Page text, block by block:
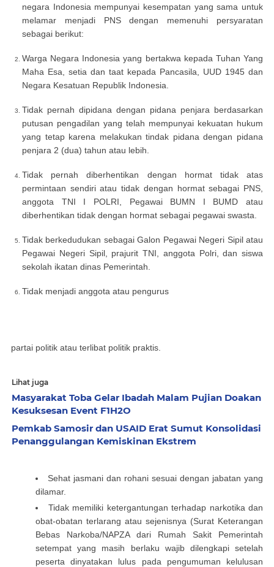
negara Indonesia mempunyai kesempatan yang sama untuk
melamar menjadi PNS dengan memenuhi persyaratan
sebagai berikut:
Warga Negara Indonesia yang bertakwa kepada Tuhan Yang
Maha Esa, setia dan taat kepada Pancasila, UUD 1945 dan
Negara Kesatuan Republik Indonesia.
Tidak pernah dipidana dengan pidana penjara berdasarkan
putusan pengadilan yang telah mempunyai kekuatan hukum
yang tetap karena melakukan tindak pidana dengan pidana
penjara 2 (dua) tahun atau lebih.
Tidak pernah diberhentikan dengan hormat tidak atas
permintaan sendiri atau tidak dengan hormat sebagai PNS,
anggota TNI I POLRI, Pegawai BUMN I BUMD atau
diberhentikan tidak dengan hormat sebagai pegawai swasta.
Tidak berkedudukan sebagai Galon Pegawai Negeri Sipil atau
Pegawai Negeri Sipil, prajurit TNI, anggota Polri, dan siswa
sekolah ikatan dinas Pemerintah.
Tidak menjadi anggota atau pengurus
partai politik atau terlibat politik praktis.
Lihat juga
Masyarakat Toba Gelar Ibadah Malam Pujian Doakan
Kesuksesan Event F1H2O
Pemkab Samosir dan USAID Erat Sumut Konsolidasi
Penanggulangan Kemiskinan Ekstrem
Sehat jasmani dan rohani sesuai dengan jabatan yang
dilamar.
Tidak memiliki ketergantungan terhadap narkotika dan
obat-obatan terlarang atau sejenisnya (Surat Keterangan
Bebas Narkoba/NAPZA dari Rumah Sakit Pemerintah
setempat yang masih berlaku wajib dilengkapi setelah
peserta dinyatakan lulus pada pengumuman kelulusan